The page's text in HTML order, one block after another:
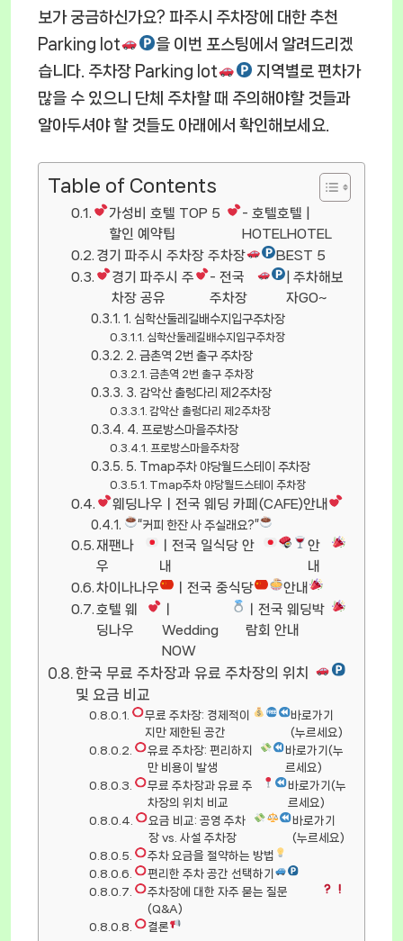
보가 궁금하신가요? 파주시 주차장에 대한 추천
Parking lot
을 이번 포스팅에서 알려드리겠
습니다. 주차장 Parking lot
지역별로 편차가
많을 수 있으니 단체 주차할 때 주의해야할 것들과
알아두셔야 할 것들도 아래에서 확인해보세요.
Table of Contents
가성비 호텔 TOP 5
할인 예약팁
- 호텔호텔 |
HOTELHOTEL
경기 파주시 주차장 주차장
BEST 5
경기 파주시 주
차장 공유
- 전국
주차장
| 주차해보
자GO~
1. 심학산둘레길배수지입구주차장
심학산둘레길배수지입구주차장
2. 금촌역 2번 출구 주차장
금촌역 2번 출구 주차장
3. 감악산 출렁다리 제2주차장
감악산 출렁다리 제2주차장
4. 프로방스마을주차장
프로방스마을주차장
5. Tmap주차 야당월드스테이 주차장
Tmap주차 야당월드스테이 주차장
웨딩나우ㅣ전국 웨딩 카페(CAFE)안내
“커피 한잔 사 주실래요?”
재팬나
우
ㅣ전국 일식당 안
내
안
내
차이나나우
ㅣ전국 중식당
안내
호텔 웨
딩나우
Wedding
NOW
ㅣ전국 웨딩박
람회 안내
한국 무료 주차장과 유료 주차장의 위치
및 요금 비교
무료 주차장: 경제적이
지만 제한된 공간
바로가기
(누르세요)
유료 주차장: 편리하지
만 비용이 발생
바로가기(누
르세요)
무료 주차장과 유료 주
차장의 위치 비교
바로가기(누
르세요)
요금 비교: 공영 주차
장 vs. 사설 주차장
바로가기
(누르세요)
주차 요금을 절약하는 방법
편리한 주차 공간 선택하기
주차장에 대한 자주 묻는 질문
(Q&A)
결론